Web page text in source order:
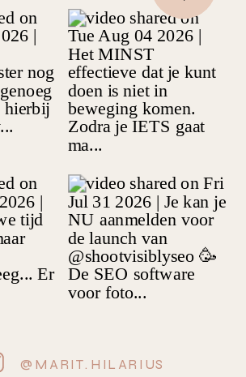
@MARIT.HILARIUS